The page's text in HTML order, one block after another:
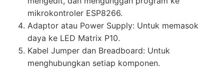
mikrokontroler ESP8266.
Adaptor atau Power Supply: Untuk memasok
daya ke LED Matrix P10.
Kabel Jumper dan Breadboard: Untuk
menghubungkan setiap komponen.